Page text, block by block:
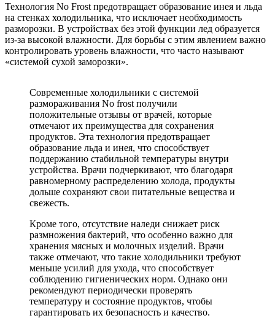
Технология No Frost предотвращает образование инея и льда
на стенках холодильника, что исключает необходимость
разморозки. В устройствах без этой функции лед образуется
из-за высокой влажности. Для борьбы с этим явлением важно
контролировать уровень влажности, что часто называют
«системой сухой заморозки».
Современные холодильники с системой
размораживания No frost получили
положительные отзывы от врачей, которые
отмечают их преимущества для сохранения
продуктов. Эта технология предотвращает
образование льда и инея, что способствует
поддержанию стабильной температуры внутри
устройства. Врачи подчеркивают, что благодаря
равномерному распределению холода, продукты
дольше сохраняют свои питательные вещества и
свежесть.
Кроме того, отсутствие наледи снижает риск
размножения бактерий, что особенно важно для
хранения мясных и молочных изделий. Врачи
также отмечают, что такие холодильники требуют
меньше усилий для ухода, что способствует
соблюдению гигиенических норм. Однако они
рекомендуют периодически проверять
температуру и состояние продуктов, чтобы
гарантировать их безопасность и качество.